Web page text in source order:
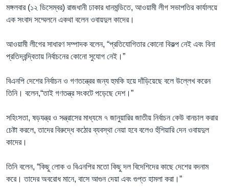
মঙ্গলবার (১২ ডিসেম্বর) রাজধানী ঢাকার ধানমন্ডিতে, আওয়ামী লীগ সভাপতির কার্যালয়ে
এক সংবাদ সম্মেলনে একথা বলেন ওবায়দুল কাদের।
আওয়ামী লীগের সাধারণ সম্পাদক বলেন, “প্রতিযোগিতার কোনো বিকল্প নেই এবং বিনা
প্রতিদ্বন্দ্বিতায় নির্বাচনের কোনো সুযোগ নেই।”
বিএনপি দেশের নির্বাচন ও গণতন্ত্রের জন্য হুমকি হয়ে দাঁড়িয়েছে বলে উল্লেখ করেন
তিনি। বলেন,“তাই গণতন্ত্র সংকটে পড়েছে দেশ।”
সহিংসতা, ষড়যন্ত্র ও সন্ত্রাসের মাধ্যমে ৭ জানুয়ারির জাতীয় নির্বাচন কেউ বানচাল করার
চেষ্টা করলে, তাদের বিরুদ্ধে কঠোর ব্যবস্থা নেয়া হবে বলেও হুঁশিয়ারি দেন ওবায়দুল
কাদের।
তিনি বলেন, “কিছু লোক ও বিএনপির মতো কিছু দল বিদেশিদের কাছে দেশের বদনাম
করে। তাদের অবরোধ মানে, বাসে আগুন দেয়া এবং গুপ্ত হামলা করা।”